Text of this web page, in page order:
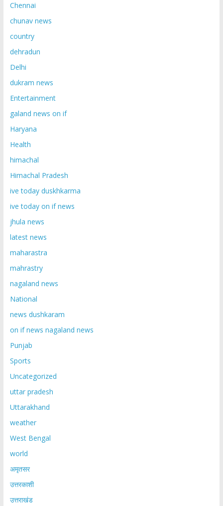
Chennai
chunav news
country
dehradun
Delhi
dukram news
Entertainment
galand news on if
Haryana
Health
himachal
Himachal Pradesh
ive today duskhkarma
ive today on if news
jhula news
latest news
maharastra
mahrastry
nagaland news
National
news dushkaram
on if news nagaland news
Punjab
Sports
Uncategorized
uttar pradesh
Uttarakhand
weather
West Bengal
world
अमृतसर
उत्तरकाशी
उत्तराखंड